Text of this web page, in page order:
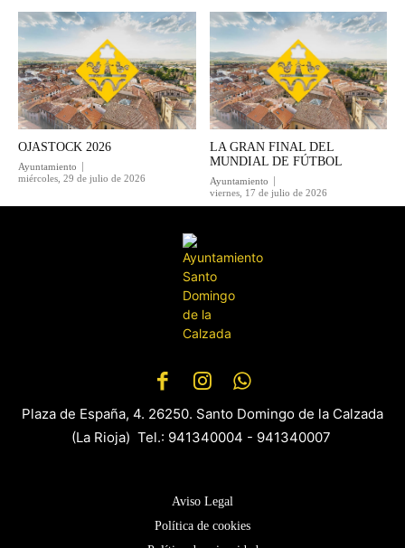
OJASTOCK 2026
Ayuntamiento
miércoles, 29 de julio de 2026
LA GRAN FINAL DEL
MUNDIAL DE FÚTBOL
Ayuntamiento
viernes, 17 de julio de 2026
Plaza de España, 4. 26250. Santo Domingo de la Calzada
(La Rioja) Tel.: 941340004 - 941340007
Aviso Legal
Política de cookies